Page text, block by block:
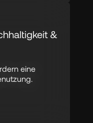
&
eine